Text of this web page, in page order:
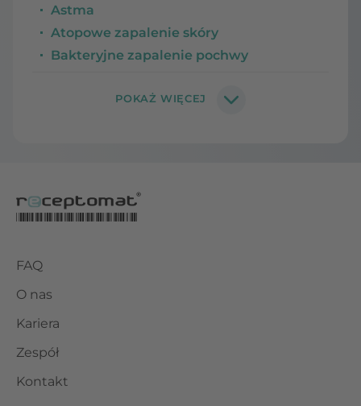
Astma
Atopowe zapalenie skóry
Bakteryjne zapalenie pochwy
FAQ
O nas
Kariera
Zespół
Kontakt